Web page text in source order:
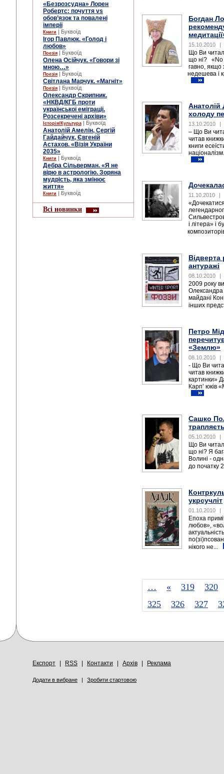
«Безрозсудна» Лорен
Робертс: почуття vs
обов’язок та повалені
імперії
Книги | Буквоїд
Ігор Павлюк. «Голод і
любов»
Поезія | Буквоїд
Олена Осійчук. «Говори зі
мною…»
Поезія | Буквоїд
Світлана Марчук. «Магніт»
Поезія | Буквоїд
Олександр Скрипник.
«НКВД/КГБ проти
української еміграції.
Розсекречені архіви»
Історія/Культура | Буквоїд
Анатолій Амелін, Сергій
Гайдайчук, Євгеній
Астахов. «Візія України
2035»
Книги | Буквоїд
Дебра Сільверман. «Я не
вірю в астрологію. Зоряна
мудрість, яка змінює
життя»
Книги | Буквоїд
Всі новинки
Богдан
15.10.2010 |
Що Ви
що ні? «No
гавно, якщо
недешева і
Анатолій
холоду
13.10.2010 |
– Що Ви
читав
книги
11.10.2010 |
і літера» і
Відверта
антуражі
08.10.2010 |
2009 року
Олександра
майдані
інших
Петро
«Землю»
08.10.2010 |
- Що Ви
читав
картинки»
Карп’ юків
Сашко
05.10.2010 |
Що Ви
що ні? Я
Волині -
до початку
укрсучліт
01.10.2010 |
Епоха
любов»,
нікого не...
… « 319
320
325
326 327
Експорт RSS Контакти Архів Реклама
Додати в вибране | Зробити стартовою